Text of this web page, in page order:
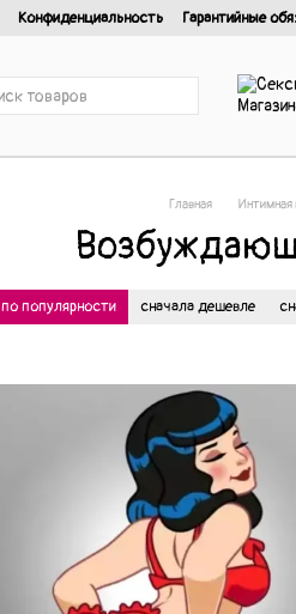
Конфиденциальность Гарантийные
Главная Интимная
по популярности сначала дешевле